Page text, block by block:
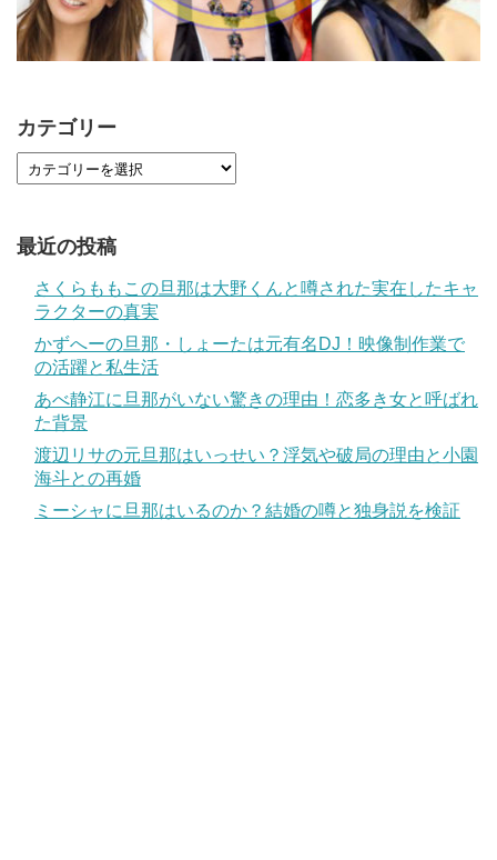
カテゴリー
最近の投稿
さくらももこの旦那は大野くんと噂された実在したキャ
ラクターの真実
かずへーの旦那・しょーたは元有名DJ！映像制作業で
の活躍と私生活
あべ静江に旦那がいない驚きの理由！恋多き女と呼ばれ
た背景
渡辺リサの元旦那はいっせい？浮気や破局の理由と小園
海斗との再婚
ミーシャに旦那はいるのか？結婚の噂と独身説を検証